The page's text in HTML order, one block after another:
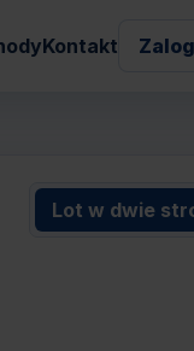
Kontakt
Lot w dwie